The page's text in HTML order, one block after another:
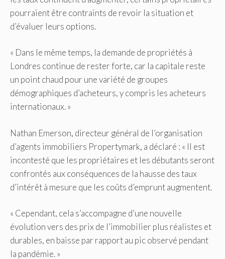
pourraient être contraints de revoir la situation et
d’évaluer leurs options.
« Dans le même temps, la demande de propriétés à
Londres continue de rester forte, car la capitale reste
un point chaud pour une variété de groupes
démographiques d’acheteurs, y compris les acheteurs
internationaux. »
Nathan Emerson, directeur général de l’organisation
d’agents immobiliers Propertymark, a déclaré : « Il est
incontesté que les propriétaires et les débutants seront
confrontés aux conséquences de la hausse des taux
d’intérêt à mesure que les coûts d’emprunt augmentent.
« Cependant, cela s’accompagne d’une nouvelle
évolution vers des prix de l’immobilier plus réalistes et
durables, en baisse par rapport au pic observé pendant
la pandémie. »